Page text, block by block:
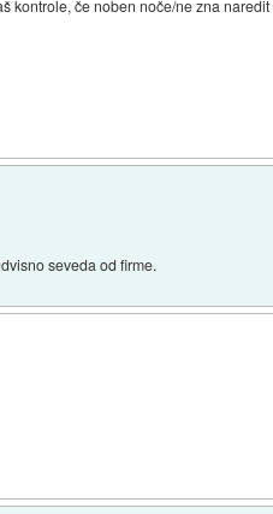
če noben noče/ne zna
seveda od firme.